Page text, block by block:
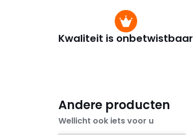
Kwaliteit is onbetwistbaar
Andere producten
Wellicht ook iets voor u